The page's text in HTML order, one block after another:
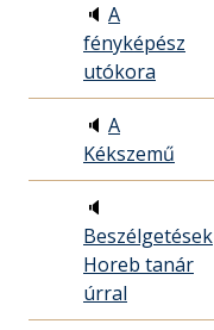
🔈 A
fényképész
utókora
🔈 A
Kékszemű
🔈
Beszélgetések
Horeb tanár
úrral